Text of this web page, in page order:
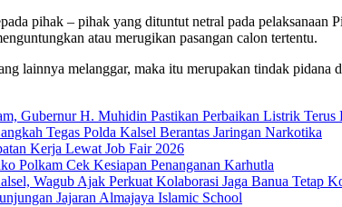
pihak – pihak yang dituntut netral pada pelaksanaan
atau merugikan pasangan calon tertentu.
lainnya melanggar, maka itu merupakan tindak
Gubernur H. Muhidin Pastikan Perbaikan Listrik Terus
Tegas Polda Kalsel Berantas Jaringan Narkotika
Kerja Lewat Job Fair 2026
Polkam Cek Kesiapan Penanganan Karhutla
Wagub Ajak Perkuat Kolaborasi Jaga Banua Tetap
Jajaran Almajaya Islamic School